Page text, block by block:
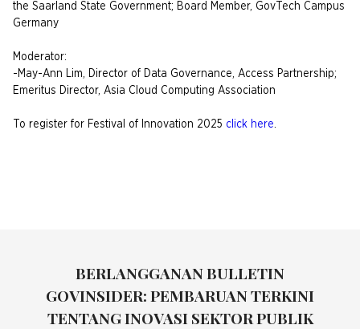
the Saarland State Government; Board Member, GovTech Campus
Germany
Moderator:
-May-Ann Lim, Director of Data Governance, Access Partnership;
Emeritus Director, Asia Cloud Computing Association
To register for Festival of Innovation 2025 click here.
BERLANGGANAN BULLETIN
GOVINSIDER: PEMBARUAN TERKINI
TENTANG INOVASI SEKTOR PUBLIK